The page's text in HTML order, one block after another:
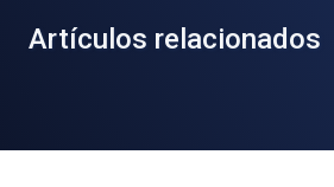
Artículos relacionados